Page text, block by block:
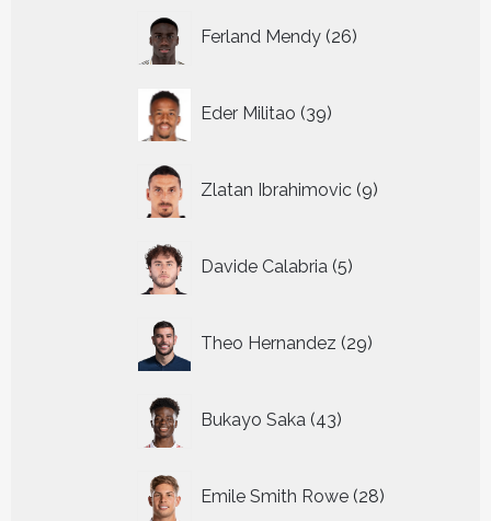
Ferland Mendy 26
producten
Eder Militao 39
producten
Zlatan Ibrahimovic 9
producten
Davide Calabria 5
producten
Theo Hernandez 29
producten
Bukayo Saka 43
producten
Emile Smith Rowe 28
producten